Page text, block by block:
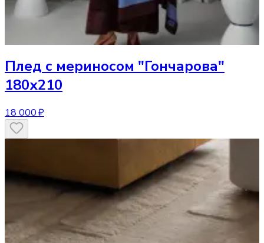
Плед с мериносом "Гончарова"
180х210
18 000 ₽